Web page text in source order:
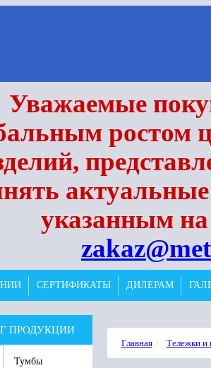
Уважаемые
ростом
указанным на
СЕРТИФИКАТЫ ДИЛЕРАМ
ПРОДУКЦИИ
Тумбы
Главная Тележки и